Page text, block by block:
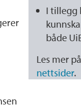
I tillegg
både
Les mer på
nettsider.